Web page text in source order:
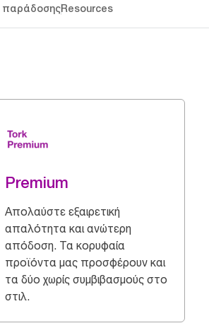
παράδοσηςResources
Premium
Απολαύστε εξαιρετική
απαλότητα και ανώτερη
απόδοση. Τα κορυφαία
προϊόντα μας προσφέρουν και
τα δύο χωρίς συμβιβασμούς στο
στιλ.